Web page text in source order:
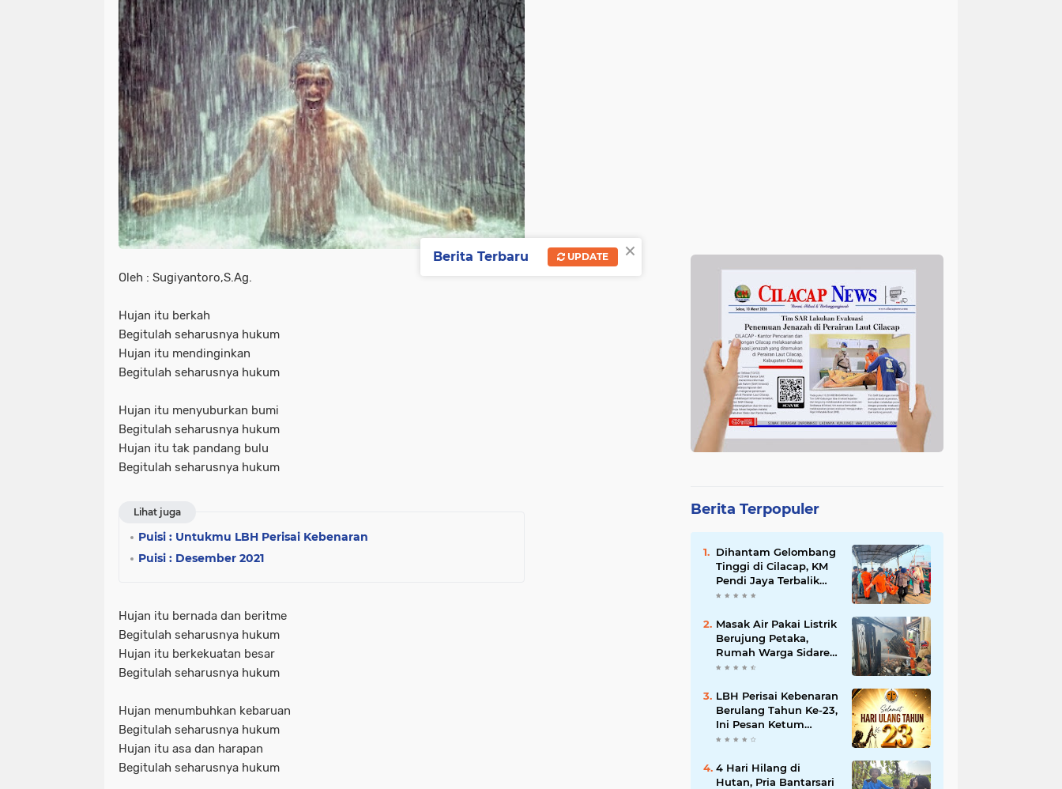
Oleh : Sugiyantoro,S.Ag.
Hujan itu berkah
Begitulah seharusnya hukum
Hujan itu mendinginkan
Begitulah seharusnya hukum
Hujan itu menyuburkan bumi
Begitulah seharusnya hukum
Hujan itu tak pandang bulu
Begitulah seharusnya hukum
Lihat juga
Puisi : Untukmu LBH Perisai Kebenaran
Puisi : Desember 2021
Hujan itu bernada dan beritme
Begitulah seharusnya hukum
Hujan itu berkekuatan besar
Begitulah seharusnya hukum
Hujan menumbuhkan kebaruan
Begitulah seharusnya hukum
Hujan itu asa dan harapan
Begitulah seharusnya hukum
Berita Terpopuler
Dihantam Gelombang
Tinggi di Cilacap, KM
Pendi Jaya Terbalik
dan Tewaskan 2 ABK
Masak Air Pakai Listrik
Berujung Petaka,
Rumah Warga Sidareja
Cilacap Hangus
LBH Perisai Kebenaran
Berulang Tahun Ke-23,
Ini Pesan Ketum
H.Sugeng,SH.,MSI
4 Hari Hilang di
Hutan, Pria Bantarsari
×
Berita Terbaru UPDATE